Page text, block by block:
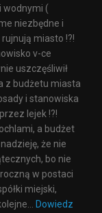
wodnymi (
niezbędne i
miasto !?!
v-ce
uszczęśliwił
z budżetu miasta
i stanowiska
lejek !?!
a budżet
że nie
bo nie
w postaci
miejski,
Dowiedz